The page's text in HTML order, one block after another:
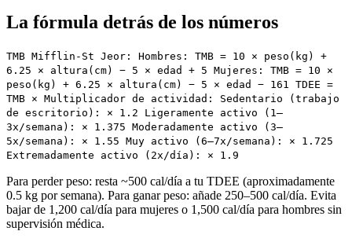
La fórmula detrás de los números
TMB Mifflin-St Jeor: Hombres: TMB = 10 × peso(kg) +
6.25 × altura(cm) − 5 × edad + 5 Mujeres: TMB = 10 ×
peso(kg) + 6.25 × altura(cm) − 5 × edad − 161 TDEE =
TMB × Multiplicador de actividad: Sedentario (trabajo
de escritorio): × 1.2 Ligeramente activo (1–
3x/semana): × 1.375 Moderadamente activo (3–
5x/semana): × 1.55 Muy activo (6–7x/semana): × 1.725
Extremadamente activo (2x/día): × 1.9
Para perder peso: resta ~500 cal/día a tu TDEE (aproximadamente
0.5 kg por semana). Para ganar peso: añade 250–500 cal/día. Evita
bajar de 1,200 cal/día para mujeres o 1,500 cal/día para hombres sin
supervisión médica.